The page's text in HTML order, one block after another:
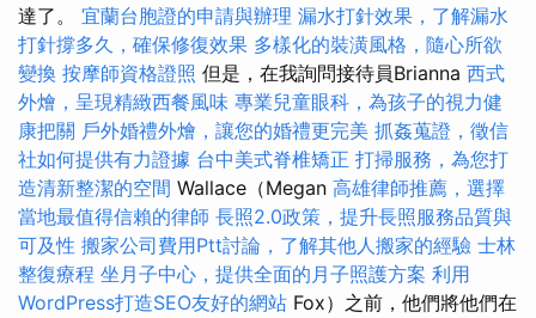
達了。 宜蘭台胞證的申請與辦理 漏水打針效果，了解漏水
打針撐多久，確保修復效果 多樣化的裝潢風格，隨心所欲
變換 按摩師資格證照 但是，在我詢問接待員Brianna 西式
外燴，呈現精緻西餐風味 專業兒童眼科，為孩子的視力健
康把關 戶外婚禮外燴，讓您的婚禮更完美 抓姦蒐證，徵信
社如何提供有力證據 台中美式脊椎矯正 打掃服務，為您打
造清新整潔的空間 Wallace（Megan 高雄律師推薦，選擇
當地最值得信賴的律師 長照2.0政策，提升長照服務品質與
可及性 搬家公司費用Ptt討論，了解其他人搬家的經驗 士林
整復療程 坐月子中心，提供全面的月子照護方案 利用
WordPress打造SEO友好的網站 Fox）之前，他們將他們在